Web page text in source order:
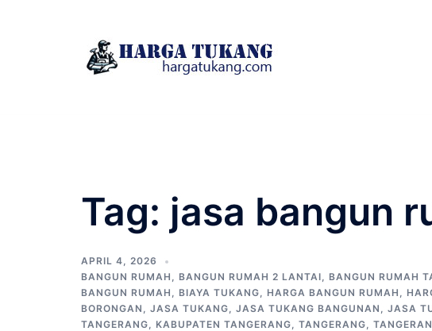
Tag: jasa bangun
APRIL 4, 2026
BANGUN RUMAH , BANGUN RUMAH 2 LANTAI, BANGUN RUMAH
BANGUN RUMAH , BIAYA TUKANG, HARGA BANGUN RUMAH ,
BORONGAN , JASA TUKANG, JASA TUKANG BANGUNAN , JASA
TANGERANG, KABUPATEN TANGERANG, TANGERANG,